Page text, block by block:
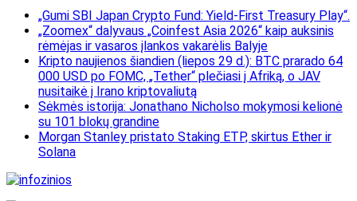
„Gumi SBI Japan Crypto Fund: Yield-First Treasury Play“.
„Zoomex“ dalyvaus „Coinfest Asia 2026“ kaip auksinis
rėmėjas ir vasaros įlankos vakarėlis Balyje
Kripto naujienos šiandien (liepos 29 d.): BTC prarado 64
000 USD po FOMC, „Tether“ plečiasi į Afriką, o JAV
nusitaikė į Irano kriptovaliutą
Sėkmės istorija: Jonathano Nicholso mokymosi kelionė
su 101 blokų grandine
Morgan Stanley pristato Staking ETP, skirtus Ether ir
Solana